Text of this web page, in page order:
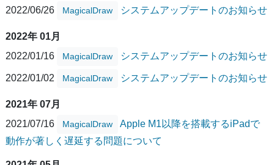
2022/06/26
MagicalDraw システムアップデートのお知らせ
2022年 01月
2022/01/16
MagicalDraw システムアップデートのお知らせ
2022/01/02 MagicalDraw システムアップデートのお知らせ
2021年 07月
2021/07/16
MagicalDraw
Apple M1以降を搭載するiPadで
動作が著しく遅延する問題について